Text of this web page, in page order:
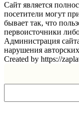
Сайт является
посетители могут
бывает так, что
первоисточники
Администрация
нарушения
Created by https://